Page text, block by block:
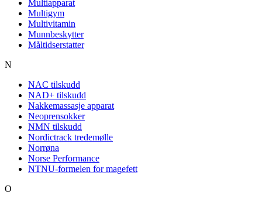
Multiapparat
Multigym
Multivitamin
Munnbeskytter
Måltidserstatter
N
NAC tilskudd
NAD+ tilskudd
Nakkemassasje apparat
Neoprensokker
NMN tilskudd
Nordictrack tredemølle
Norrøna
Norse Performance
NTNU-formelen for magefett
O